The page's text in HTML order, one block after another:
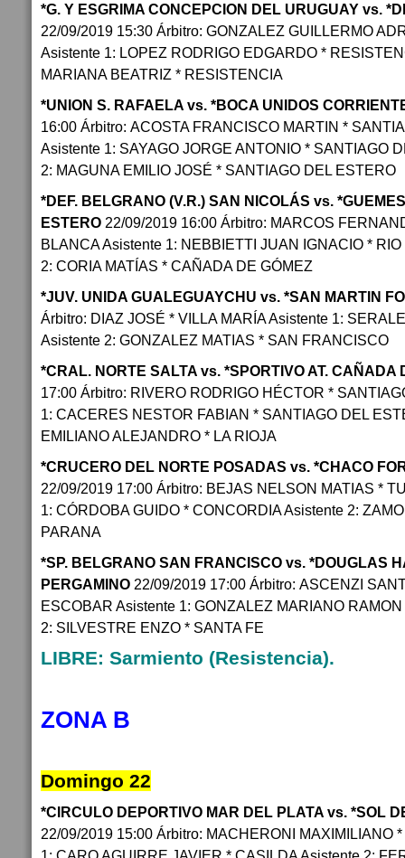
*G. Y ESGRIMA CONCEPCION DEL URUGUAY vs.
22/09/2019 15:30 Árbitro: GONZALEZ GUILLERMO
Asistente 1: LOPEZ RODRIGO EDGARDO *
MARIANA BEATRIZ * RESISTENCIA
*UNION S. RAFAELA vs. *BOCA UNIDOS
16:00 Árbitro: ACOSTA FRANCISCO MARTIN *
Asistente 1: SAYAGO JORGE ANTONIO * SANTIAGO
2: MAGUNA EMILIO JOSÉ * SANTIAGO DEL ESTERO
*DEF. BELGRANO (V.R.) SAN NICOLÁS vs.
ESTERO 22/09/2019 16:00 Árbitro: MARCOS
BLANCA Asistente 1: NEBBIETTI JUAN IGNACIO *
2: CORIA MATÍAS * CAÑADA DE GÓMEZ
*JUV. UNIDA GUALEGUAYCHU vs. *SAN MARTIN
Árbitro: DIAZ JOSÉ * VILLA MARÍA Asistente 1:
Asistente 2: GONZALEZ MATIAS * SAN FRANCISCO
*CRAL. NORTE SALTA vs. *SPORTIVO AT. CAÑADA
17:00 Árbitro: RIVERO RODRIGO HÉCTOR *
1: CACERES NESTOR FABIAN * SANTIAGO DEL
EMILIANO ALEJANDRO * LA RIOJA
*CRUCERO DEL NORTE POSADAS vs. *CHACO
22/09/2019 17:00 Árbitro: BEJAS NELSON MATIAS *
1: CÓRDOBA GUIDO * CONCORDIA Asistente 2:
PARANA
*SP. BELGRANO SAN FRANCISCO vs. *DOUGLAS
PERGAMINO 22/09/2019 17:00 Árbitro: ASCENZI
ESCOBAR Asistente 1: GONZALEZ MARIANO
2: SILVESTRE ENZO * SANTA FE
LIBRE: Sarmiento (Resistencia).
ZONA B
Domingo 22
*CIRCULO DEPORTIVO MAR DEL PLATA vs. *SOL
22/09/2019 15:00 Árbitro: MACHERONI MAXIMILIANO